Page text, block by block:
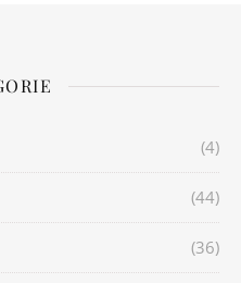
(4)
(44)
(36)